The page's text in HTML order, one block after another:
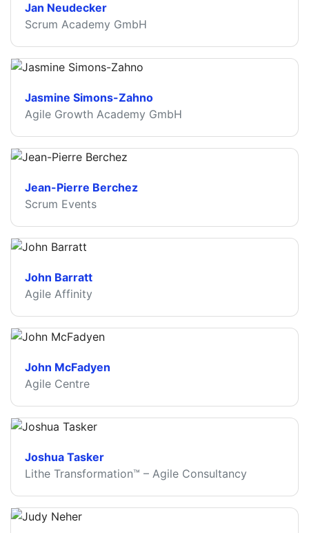
Jan Neudecker
Scrum Academy GmbH
Jasmine Simons-Zahno
Agile Growth Academy GmbH
Jean-Pierre Berchez
Scrum Events
John Barratt
Agile Affinity
John McFadyen
Agile Centre
Joshua Tasker
Lithe Transformation™ – Agile Consultancy